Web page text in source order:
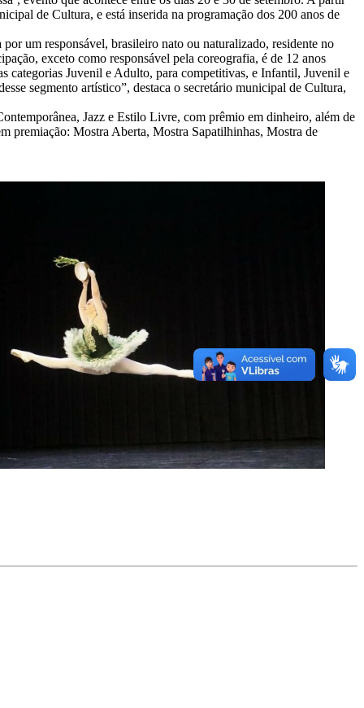
de Cultura, e está inserida na programação dos 200 anos de
um responsável, brasileiro nato ou naturalizado, residente no
exceto como responsável pela coreografia, é de 12 anos
categorias Juvenil e Adulto, para competitivas, e Infantil, Juvenil e
segmento artístico”, destaca o secretário municipal de Cultura,
Jazz e Estilo Livre, com prêmio em dinheiro, além de
premiação: Mostra Aberta, Mostra Sapatilhinhas, Mostra de